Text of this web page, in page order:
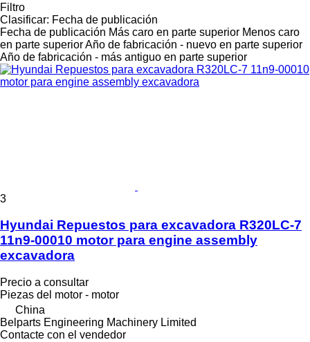
Filtro
Clasificar: Fecha de publicación
Fecha de publicación Más caro en parte superior Menos caro
en parte superiorAño de fabricación - nuevo en parte superior
Año de fabricación - más antiguo en parte superior
3
Hyundai Repuestos para excavadora R320LC-7
11n9-00010 motor para engine assembly
excavadora
Precio a consultar
Piezas del motor - motor
China
Belparts Engineering Machinery Limited
Contacte con el vendedor